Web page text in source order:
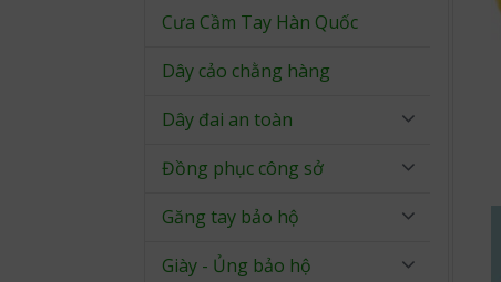
Cưa Cầm Tay Hàn Quốc
Dây cảo chằng hàng
Dây đai an toàn
Đồng phục công sở
Găng tay bảo hộ
Giày - Ủng bảo hộ